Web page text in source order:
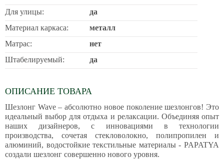
Для улицы:
да
Материал каркаса:
металл
Матрас:
нет
Штабелируемый:
да
ОПИСАНИЕ ТОВАРА
Шезлонг Wave – абсолютно новое поколение шезлонгов! Это
идеальный выбор для отдыха и релаксации. Объединяя опыт
наших дизайнеров, с инновациями в технологии
производства, сочетая стекловолокно, полипропилен и
алюминий, водостойкие текстильные материалы - PAPATYA
создали шезлонг совершенно нового уровня.